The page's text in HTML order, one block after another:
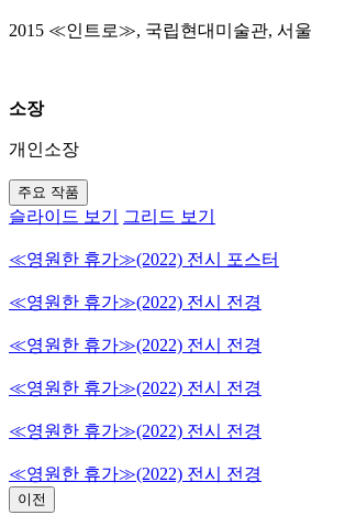
2015 ≪인트로≫, 국립현대미술관, 서울
소장
개인소장
주요 작품
슬라이드 보기 그리드 보기
≪영원한 휴가≫(2022) 전시 포스터
≪영원한 휴가≫(2022) 전시 전경
≪영원한 휴가≫(2022) 전시 전경
≪영원한 휴가≫(2022) 전시 전경
≪영원한 휴가≫(2022) 전시 전경
≪영원한 휴가≫(2022) 전시 전경
이전